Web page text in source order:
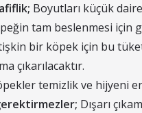
Boyutları küçük
tam beslenmesi için
bir köpek için bu
çıkarılacaktır.
temizlik ve hijyeni
Dışarı